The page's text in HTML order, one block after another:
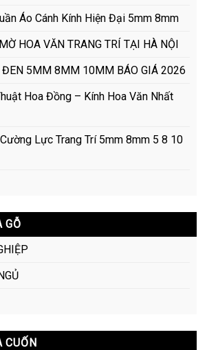
Áo Cánh Kính Hiện Đại 5mm 8mm
HOA VĂN TRANG TRÍ TẠI HÀ NỘI
ĐEN 5MM 8MM 10MM BÁO GIÁ 2026
Hoa Đồng – Kính Hoa Văn Nhất
Lực Trang Trí 5mm 8mm 5 8 10
GỖ
CUỐN